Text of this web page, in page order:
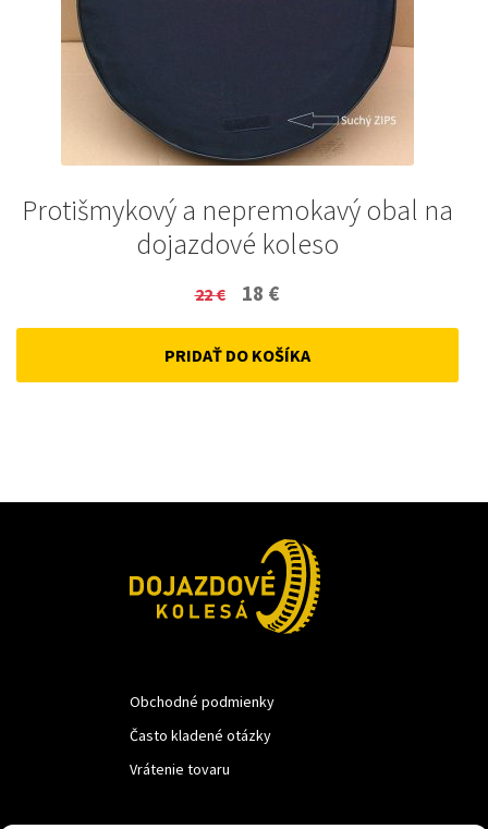
Protišmykový a nepremokavý obal na
dojazdové koleso
22€
Original
price
was:
18 €
price
is:
PRIDAŤ DO KOŠÍKA
Obchodné podmienky
Často kladené otázky
Vrátenie tovaru